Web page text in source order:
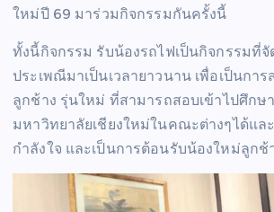
ใหม่ปี 69 มาร่วมกิจกรรมกันครั้งนี้
ทั้งนี้กิจกรรม รับน้องรถไฟเป็นกิจกรรมที่จั
ประเพณีมาเป็นเวลายาวนาน เพื่อเป็นกา
ลูกช้าง รุ่นใหม่ ที่สามารถสอบเข้าไปศึกษ
มหาวิทยาลัยเชียงใหม่ในคณะต่างๆได้แล
กำลังใจ และเป็นการต้อนรับน้องใหม่ลูกช้